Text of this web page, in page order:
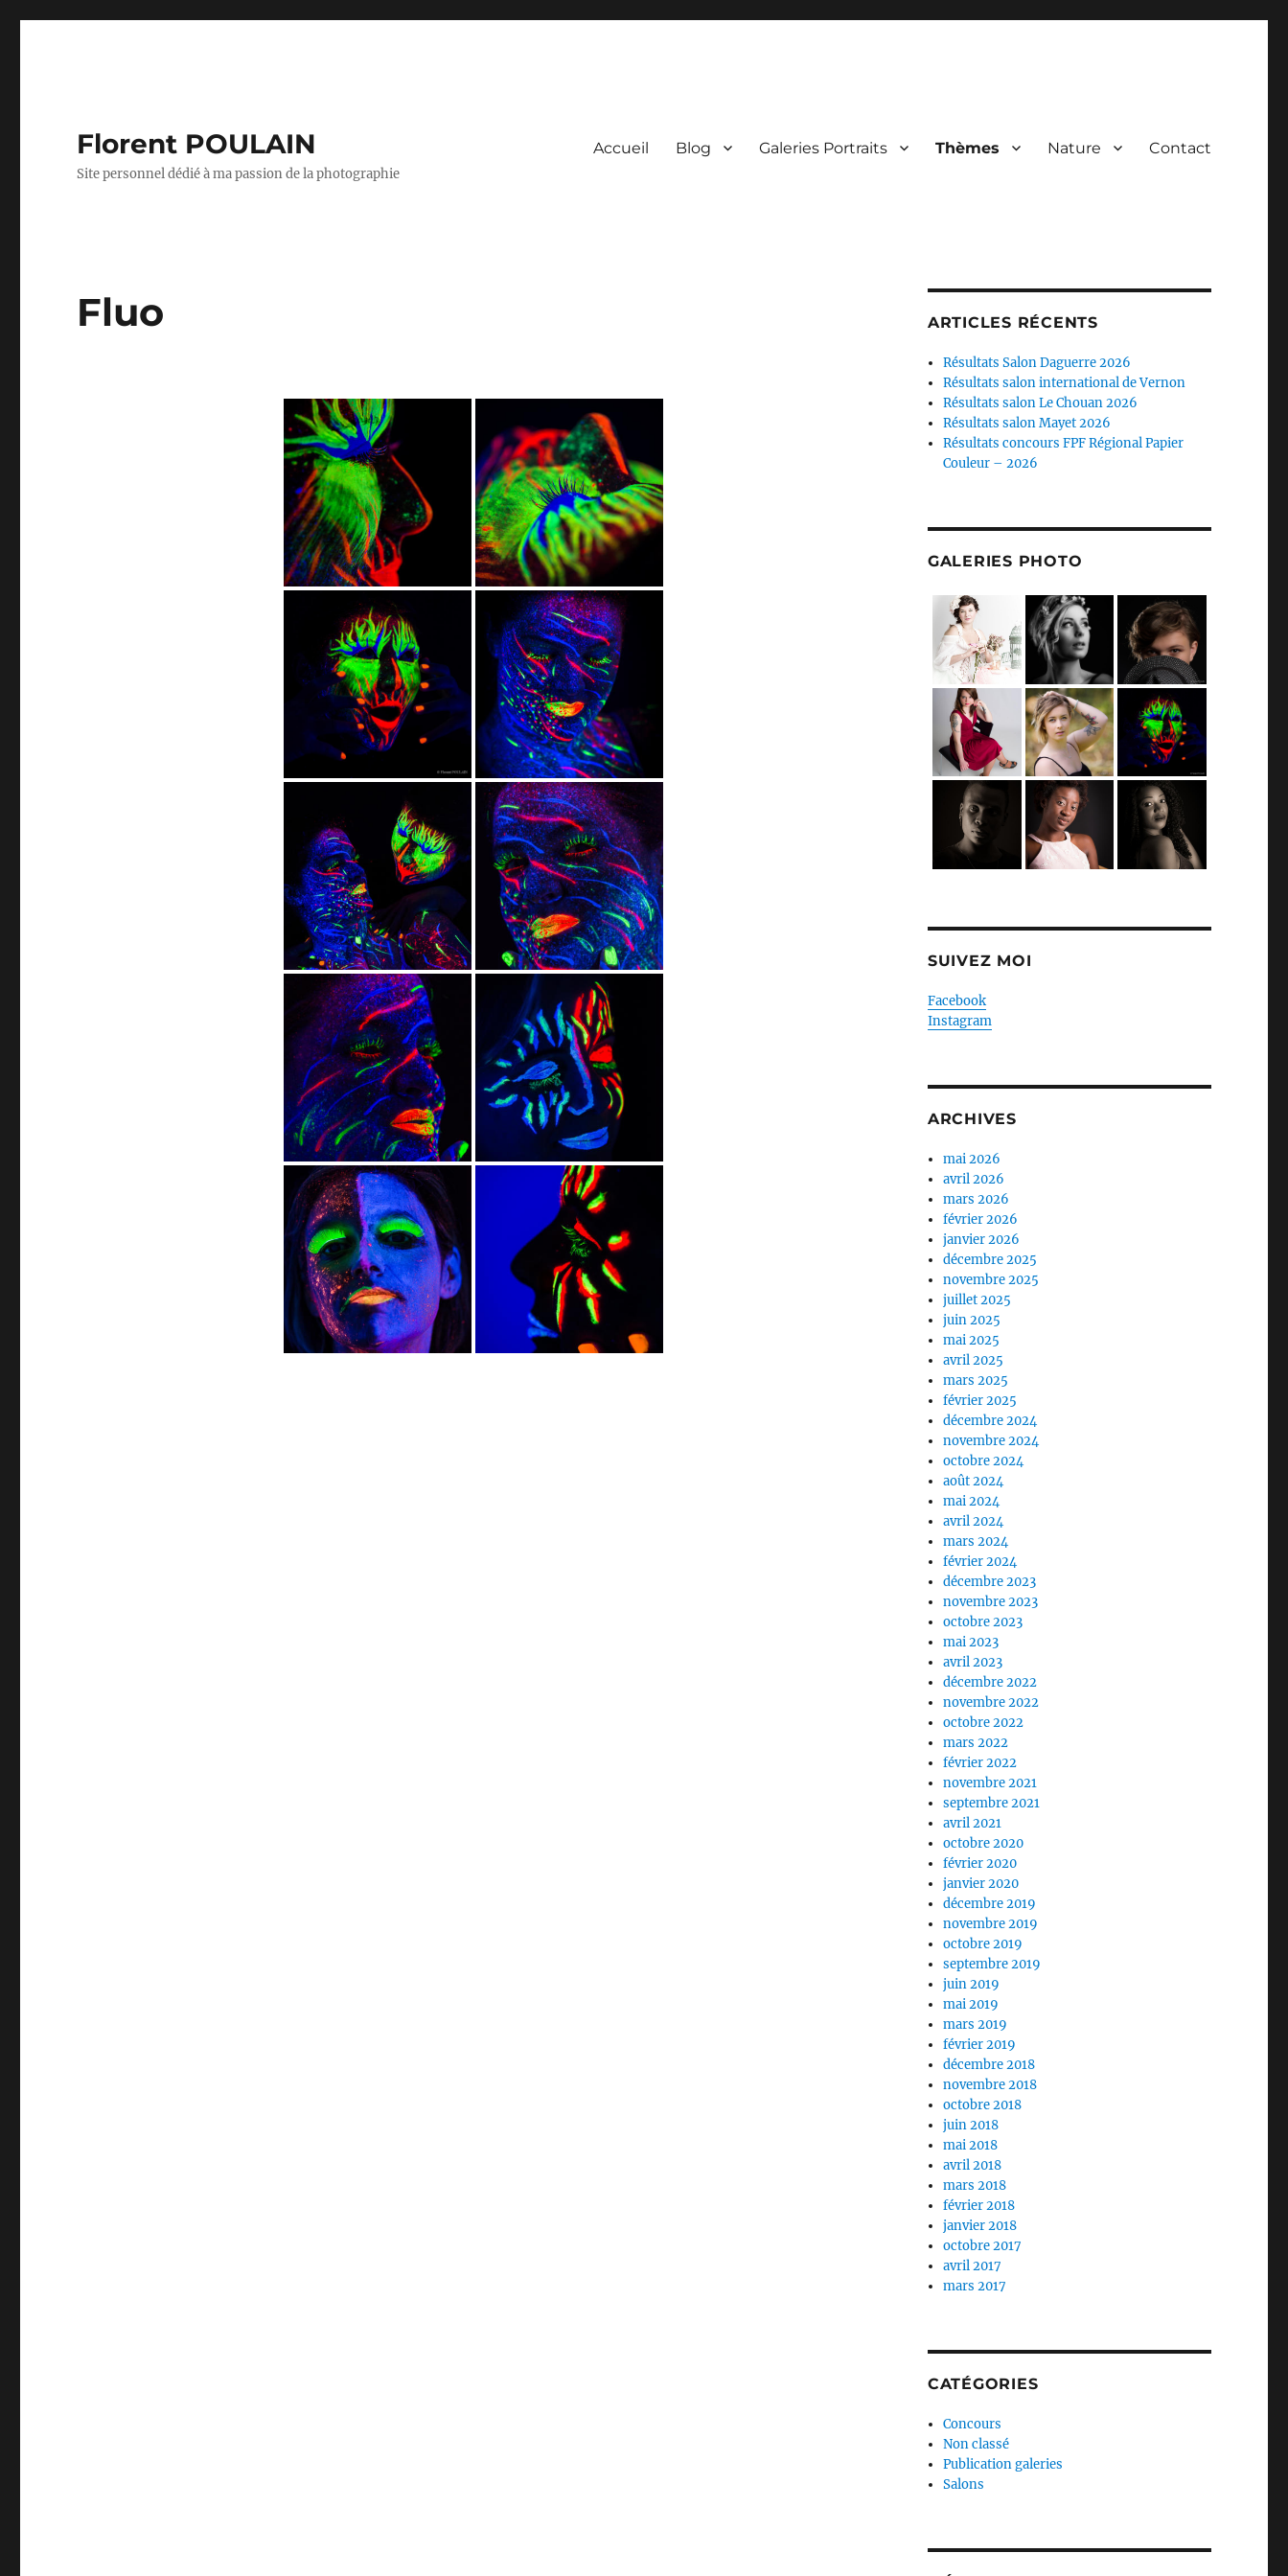
Florent POULAIN
Site personnel dédié à ma passion de la photographie
Accueil Blog Galeries Portraits Thèmes Nature Contact
Fluo ARTICLES RÉCENTS
Résultats Salon Daguerre 2026
Résultats salon international de Vernon
Résultats salon Le Chouan 2026
Résultats salon Mayet 2026
Résultats concours FPF Régional Papier
Couleur – 2026
GALERIES PHOTO
SUIVEZ MOI
Facebook
Instagram
ARCHIVES
mai 2026
avril 2026
mars 2026
février 2026
janvier 2026
décembre 2025
novembre 2025
juillet 2025
juin 2025
mai 2025
avril 2025
mars 2025
février 2025
décembre 2024
novembre 2024
octobre 2024
août 2024
mai 2024
avril 2024
mars 2024
février 2024
décembre 2023
novembre 2023
octobre 2023
mai 2023
avril 2023
décembre 2022
novembre 2022
octobre 2022
mars 2022
février 2022
novembre 2021
septembre 2021
avril 2021
octobre 2020
février 2020
janvier 2020
décembre 2019
novembre 2019
octobre 2019
septembre 2019
juin 2019
mai 2019
mars 2019
février 2019
décembre 2018
novembre 2018
octobre 2018
juin 2018
mai 2018
avril 2018
mars 2018
février 2018
janvier 2018
octobre 2017
avril 2017
mars 2017
CATÉGORIES
Concours
Non classé
Publication galeries
Salons